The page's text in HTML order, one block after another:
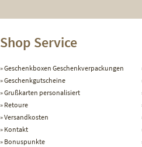
Shop Service
Geschenkboxen Geschenkverpackungen
Geschenkgutscheine
Grußkarten personalisiert
Retoure
Versandkosten
Kontakt
Bonuspunkte